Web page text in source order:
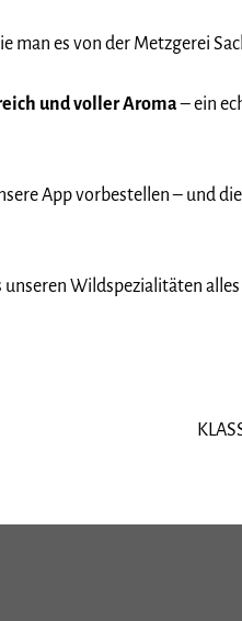
man es von der Metzgerei
und voller Aroma– ein
App vorbestellen – und
Wildspezialitäten